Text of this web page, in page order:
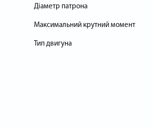
Діаметр патрона
Максимальний крутний момент
Тип двигуна